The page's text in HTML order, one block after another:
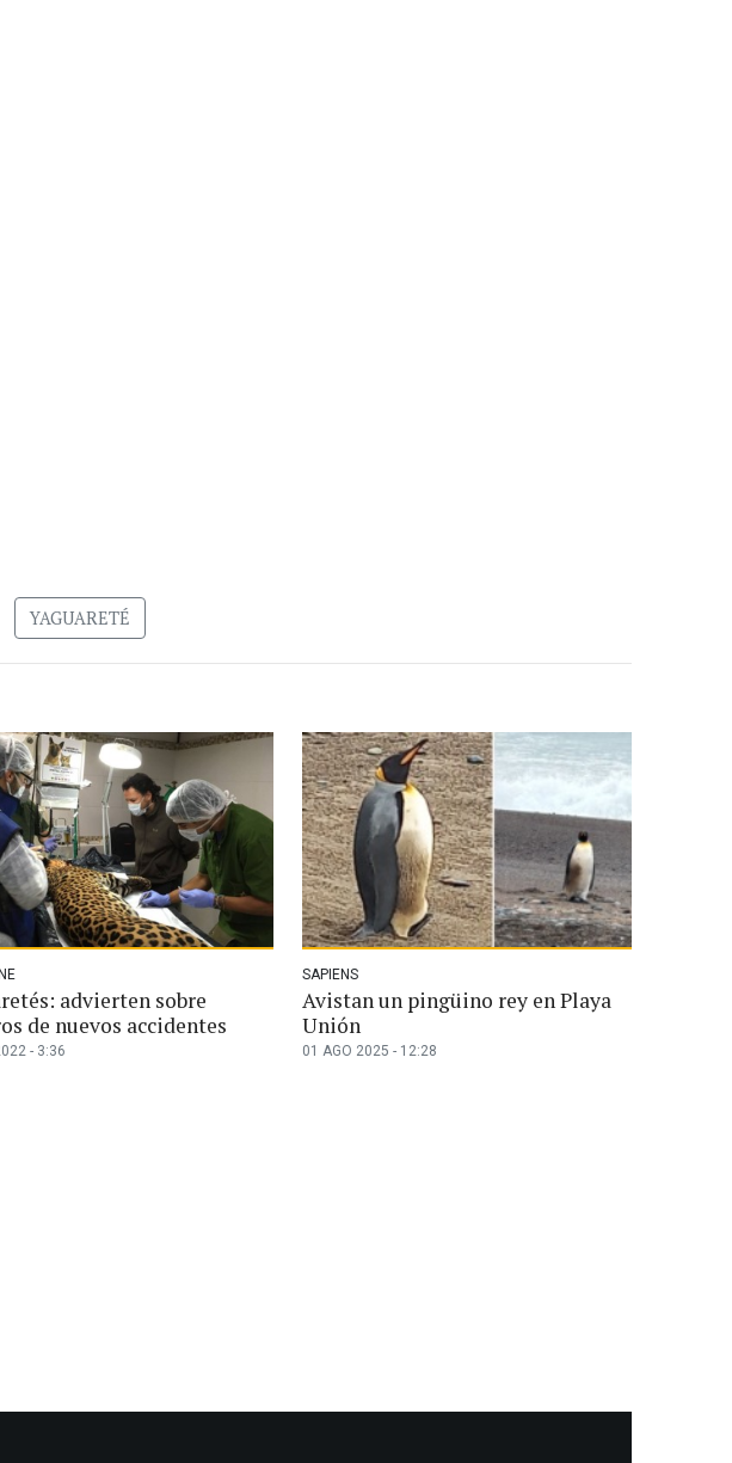
YAGUARETÉ
advierten sobre
de nuevos accidentes
- 3:36
SAPIENS
Avistan un pingüino rey en Playa
Unión
01 AGO 2025 - 12:28